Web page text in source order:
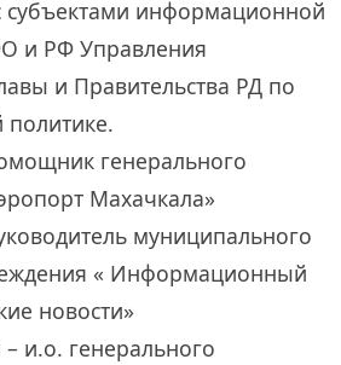
субъектами информационной
и РФ Управления
и Правительства РД по
генерального
Махачкала»
муниципального
« Информационный
новости»
и.о. генерального